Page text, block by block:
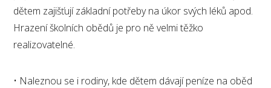
dětem zajišťují základní potřeby na úkor svých léků apod.
Hrazení školních obědů je pro ně velmi těžko
realizovatelné.
• Naleznou se i rodiny, kde dětem dávají peníze na oběd